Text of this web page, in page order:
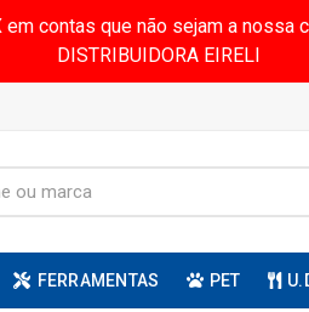
contas que não sejam a
DISTRIBUIDORA EIRELI
FERRAMENTAS PET